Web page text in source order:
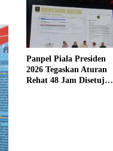
Panpel Piala Presiden
2026 Tegaskan Aturan
Rehat 48 Jam Disetujui